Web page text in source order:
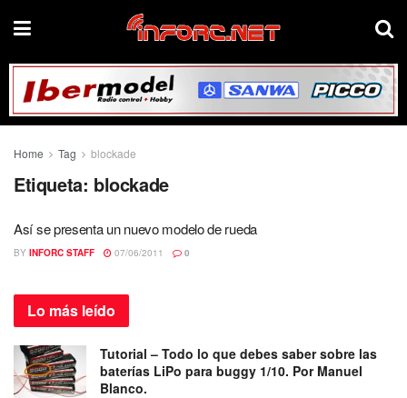
Home Tag blockade
Etiqueta: blockade
Así se presenta un nuevo modelo de rueda
BY INFORC STAFF 07/06/2011 0
Lo más leído
Tutorial – Todo lo que debes saber sobre las
baterías LiPo para buggy 1/10. Por Manuel
Blanco.